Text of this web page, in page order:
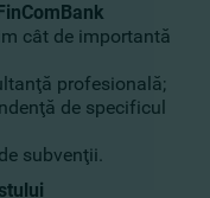
cât de importantă
profesională;
de specificul
subvenţii.